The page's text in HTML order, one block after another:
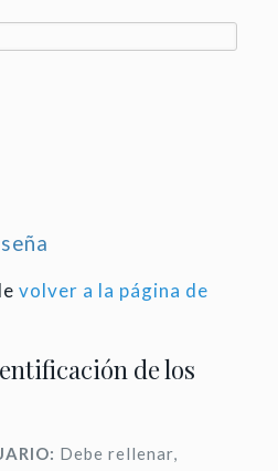
volver a la página de
de los
Debe rellenar,